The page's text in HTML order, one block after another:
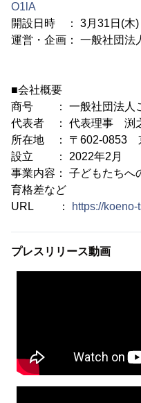
O1lA
開設日時 ： 3月31日(木)
運営・企画： 一般社団法
■会社概要
商号 ： 一般社団法人
代表者 ： 代表理事 渕
所在地 ： 〒602-0853
設立 ： 2022年2月
事業内容： 子どもたちへ
育格差など
URL ：
https://
プレスリリース動画